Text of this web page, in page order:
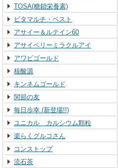
TOSA(糖鎖栄養素)
ビタマルチ・ベスト
アサイー＆ルテイン60
アサイベリーミラクルアイ
アワビゴールド
核酸源
キンネムゴールド
関節の友
毎日歩幸 (新登場!!)
ユニカル カルシウム顆粒
楽らくグルコさん
コンストップ
流石茶